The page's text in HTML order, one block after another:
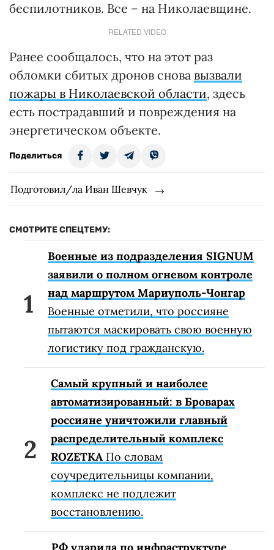
беспилотников. Все – на Николаевщине.
RELATED VIDEO
Ранее сообщалось, что на этот раз
обломки сбитых дронов снова вызвали
пожары в Николаевской области, здесь
есть пострадавший и повреждения на
энергетическом объекте.
Поделиться
Подготовил/ла Иван Шевчук
СМОТРИТЕ СПЕЦТЕМУ:
Военные из подразделения SIGNUM
заявили о полном огневом контроле
над маршрутом Мариуполь-Чонгар
Военные отметили, что россияне
пытаются маскировать свою военную
логистику под гражданскую.
Самый крупный и наиболее
автоматизированный: в Броварах
россияне уничтожили главный
распределительный комплекс
ROZETKA По словам
соучредительницы компании,
комплекс не подлежит
восстановлению.